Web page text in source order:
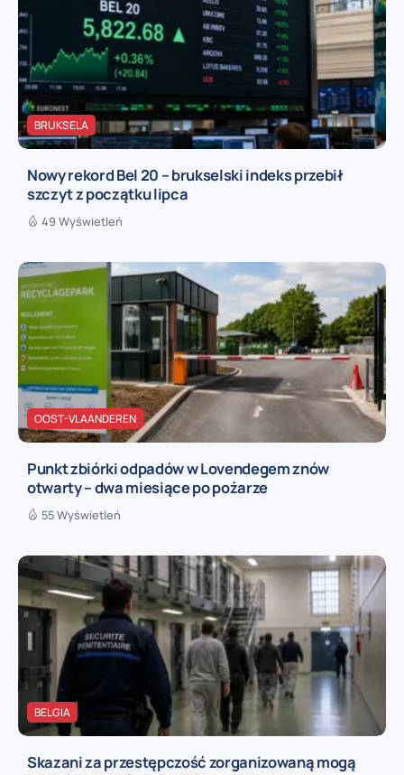
BRUKSELA
Nowy rekord Bel 20 – brukselski indeks przebił
szczyt z początku lipca
49 Wyświetleń
OOST-VLAANDEREN
Punkt zbiórki odpadów w Lovendegem znów
otwarty – dwa miesiące po pożarze
55 Wyświetleń
BELGIA
Skazani za przestępczość zorganizowaną mogą